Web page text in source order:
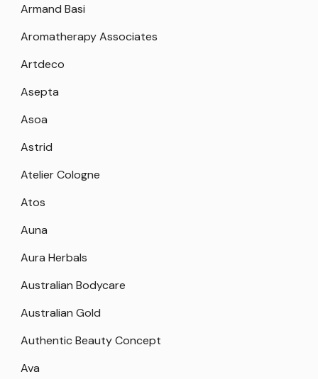
Armand Basi
Aromatherapy Associates
Artdeco
Asepta
Asoa
Astrid
Atelier Cologne
Atos
Auna
Aura Herbals
Australian Bodycare
Australian Gold
Authentic Beauty Concept
Ava